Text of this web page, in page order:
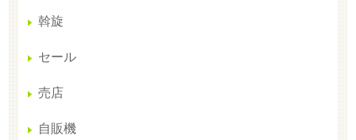
斡旋
セール
売店
自販機